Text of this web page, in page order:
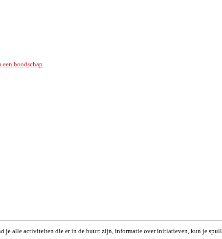
boodschap
alle activiteiten die er in de buurt zijn, informatie over initiatieven, kun je